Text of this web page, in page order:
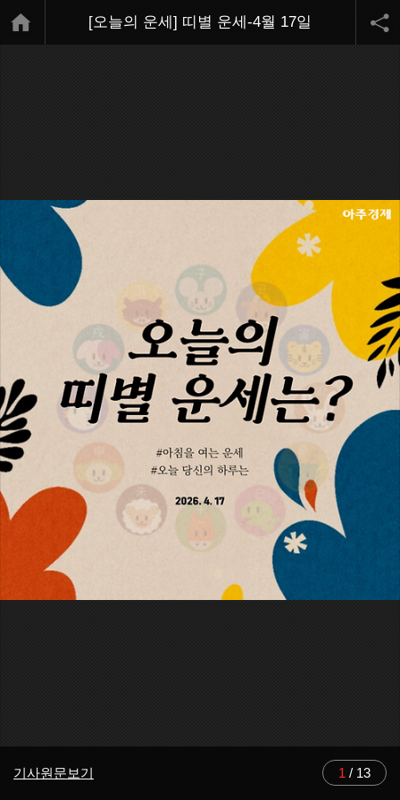
[오늘의 운세] 띠별 운세-4월 17일
기사원문보기 1 / 13